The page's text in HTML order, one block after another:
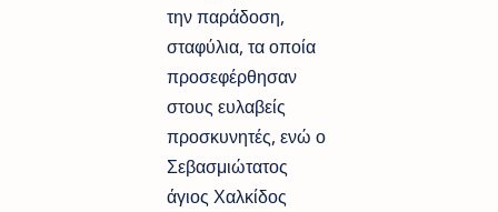
την παράδοση,
σταφύλια, τα οποία
προσεφέρθησαν
στους ευλαβείς
προσκυνητές, ενώ ο
Σεβασμιώτατος
άγιος Χαλκίδος